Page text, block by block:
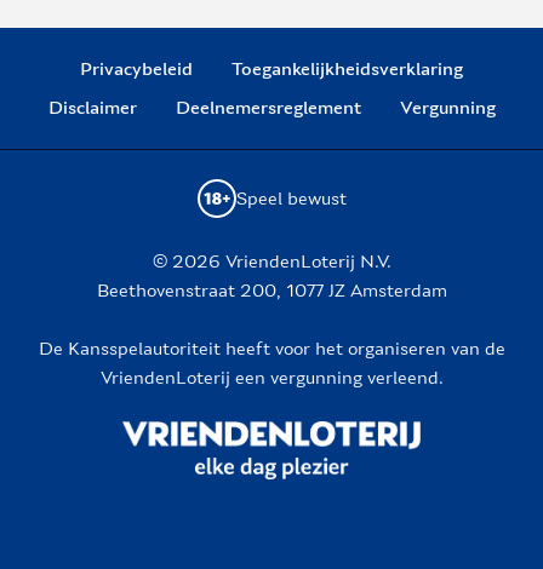
Privacybeleid
Toegankelijkheidsverklaring
Disclaimer
Deelnemersreglement Vergunning
Speel bewust
© 2026 VriendenLoterij N.V.
Beethovenstraat 200, 1077 JZ Amsterdam
De Kansspelautoriteit heeft voor het organiseren van de
VriendenLoterij een vergunning verleend.